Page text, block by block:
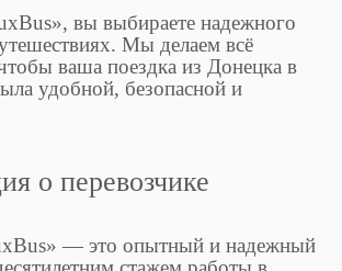
вы выбираете надежного
Мы делаем всё
ваша поездка из Донецка в
удобной, безопасной и
о перевозчике
— это опытный и надежный